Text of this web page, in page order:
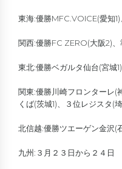
東海:優勝MFC.VOICE(愛知
関西:優勝FC ZERO(大阪2)
東北:優勝ベガルタ仙台(宮城
関東:優勝川崎フロンターレ(
くば(茨城1)、３位レジスタ(
北信越:優勝ツエーゲン金沢(
九州:３月２３日から２４日